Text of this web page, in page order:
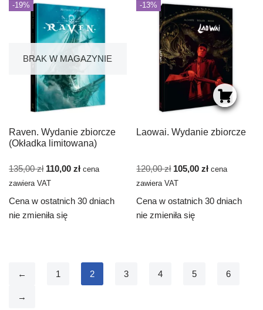
BRAK W MAGAZYNIE
-19%
Raven. Wydanie zbiorcze
(Okładka limitowana)
135,00zł 110,00 zł cena
zawiera VAT
Cena w ostatnich 30 dniach
nie zmieniła się
-13%
Laowai. Wydanie zbiorcze
120,00zł 105,00zł cena
zawiera VAT
Cena w ostatnich 30 dniach
nie zmieniła się
← 1 2 3 4 5 6
→